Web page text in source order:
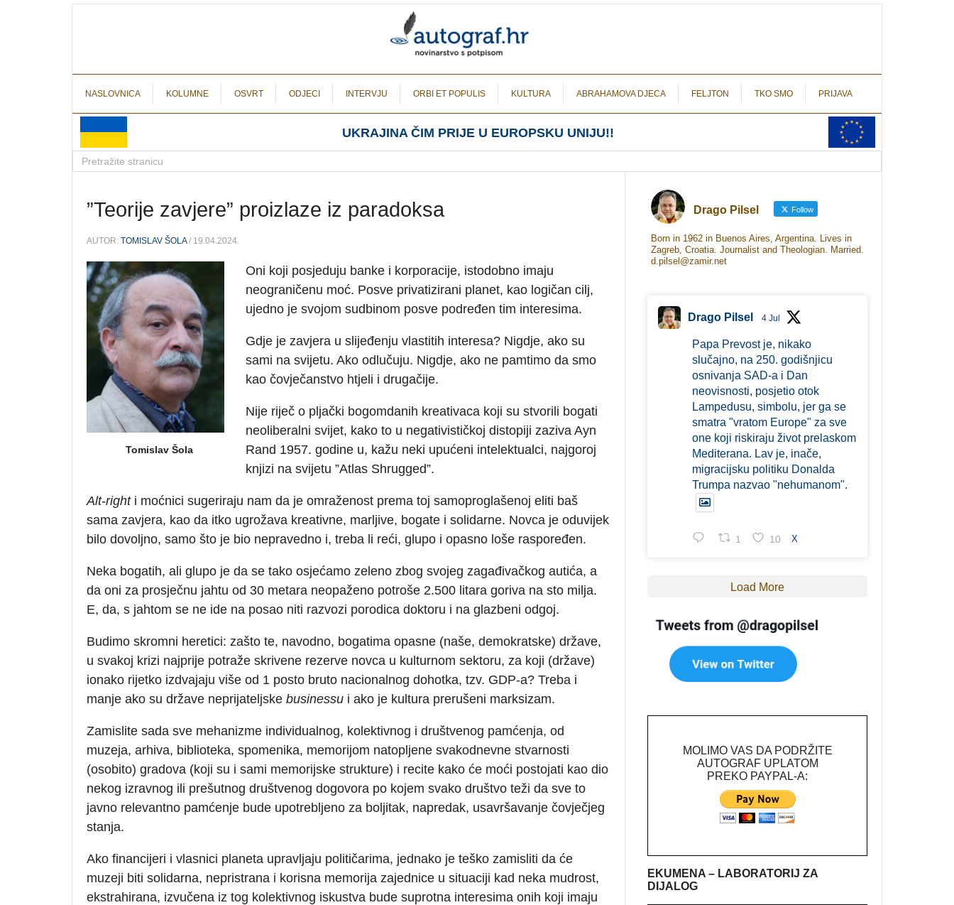
NASLOVNICA KOLUMNE OSVRT ODJECI INTERVJU ORBI ET POPULIS KULTURA ABRAHAMOVA DJECA FELJTON TKO SMO PRIJAVA
UKRAJINA ČIM PRIJE U EUROPSKU UNIJU!!
”Teorije zavjere” proizlaze iz paradoksa
AUTOR: TOMISLAV ŠOLA/ 19.04.2024.
Tomislav Šola
Oni koji posjeduju banke i korporacije, istodobno imaju
neograničenu moć. Posve privatizirani planet, kao logičan cilj,
ujedno je svojom sudbinom posve podređen tim interesima.
Gdje je zavjera u slijeđenju vlastitih interesa? Nigdje, ako su
sami na svijetu. Ako odlučuju. Nigdje, ako ne pamtimo da smo
kao čovječanstvo htjeli i drugačije.
Nije riječ o pljački bogomdanih kreativaca koji su stvorili bogati
neoliberalni svijet, kako to u negativističkoj distopiji zaziva Ayn
Rand 1957. godine u, kažu neki upućeni intelektualci, najgoroj
knjizi na svijetu ”Atlas Shrugged”.
Alt-righti moćnici sugeriraju nam da je omraženost prema toj samoproglašenoj eliti baš
sama zavjera, kao da itko ugrožava kreativne, marljive, bogate i solidarne. Novca je oduvijek
bilo dovoljno, samo što je bio nepravedno i, treba li reći, glupo i opasno loše raspoređen.
Neka bogatih, ali glupo je da se tako osjećamo zeleno zbog svojeg zagađivačkog autića, a
da oni za prosječnu jahtu od 30 metara neopaženo potroše 2.500 litara goriva na sto milja.
E, da, s jahtom se ne ide na posao niti razvozi porodica doktoru i na glazbeni odgoj.
Budimo skromni heretici: zašto te, navodno, bogatima opasne (naše, demokratske) države,
u svakoj krizi najprije potraže skrivene rezerve novca u kulturnom sektoru, za koji (države)
ionako rijetko izdvajaju više od 1 posto bruto nacionalnog dohotka, tzv. GDP-a? Treba i
manje ako su države neprijateljske businessu i ako je kultura prerušeni marksizam.
Zamislite sada sve mehanizme individualnog, kolektivnog i društvenog pamćenja, od
muzeja, arhiva, biblioteka, spomenika, memorijom natopljene svakodnevne stvarnosti
(osobito) gradova (koji su i sami memorijske strukture) i recite kako će moći postojati kao dio
nekog izravnog ili prešutnog društvenog dogovora po kojem svako društvo teži da sve to
javno relevantno pamćenje bude upotrebljeno za boljitak, napredak, usavršavanje čovječjeg
stanja.
Ako financijeri i vlasnici planeta upravljaju političarima, jednako je teško zamisliti da će
muzeji biti solidarna, nepristrana i korisna memorija zajednice u situaciji kad neka mudrost,
ekstrahirana, izvučena iz tog kolektivnog iskustva bude suprotna interesima onih koji imaju
Drago Pilsel Follow
Born in 1962 in Buenos Aires, Argentina. Lives in
Zagreb, Croatia. Journalist and Theologian. Married.
d.pilsel@zamir.net
Drago Pilsel 4 Jul
Papa Prevost je, nikako
slučajno, na 250. godišnjicu
osnivanja SAD-a i Dan
neovisnosti, posjetio otok
Lampedusu, simbolu, jer ga se
smatra "vratom Europe" za sve
one koji riskiraju život prelaskom
Mediterana. Lav je, inače,
migracijsku politiku Donalda
Trumpa nazvao "nehumanom".
1 10 X
Load More
MOLIMO VAS DA PODRŽITE
AUTOGRAF UPLATOM
PREKO PAYPAL-A:
EKUMENA – LABORATORIJ ZA
DIJALOG